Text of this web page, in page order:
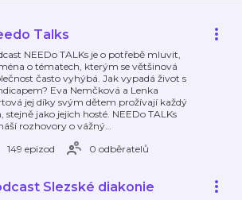
Talks
NEEDo TALKs je o potřebě mluvit,
o tématech, kterým se většinová
často vyhýbá. Jak vypadá život s
Eva Nemčková a Lenka
jej díky svým dětem prožívají každý
stejně jako jejich hosté. NEEDo TALKs
rozhovory o vážný…
149 epizod
0 odběratelů
Slezské diakonie